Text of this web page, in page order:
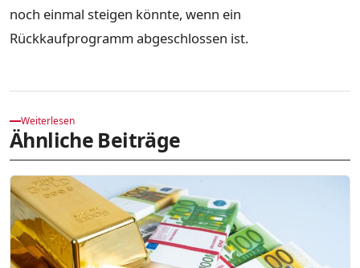
noch einmal steigen könnte, wenn ein
Rückkaufprogramm abgeschlossen ist.
Weiterlesen
Ähnliche Beiträge